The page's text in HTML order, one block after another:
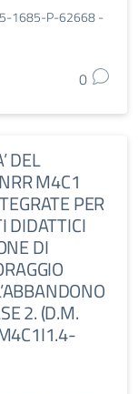
1685-P-62668 -
0
DEL
M4C1
PER
DIDATTICI
DI
2. (D.M.